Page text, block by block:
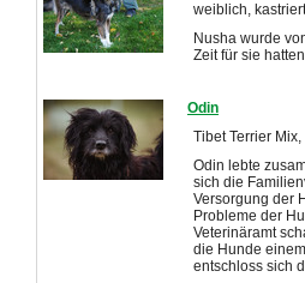
weiblich,
Nusha wurde
Zeit für sie
Odin
Tibet Terrier
Odin lebte
sich die
Versorgung der
Probleme der
Veterinäramt
die Hunde
entschloss sich